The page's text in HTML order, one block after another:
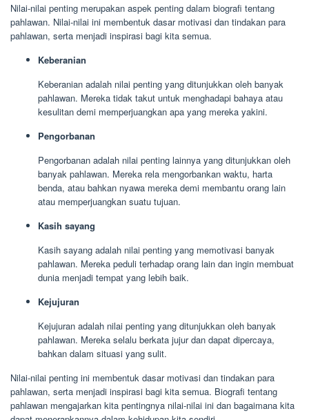
Nilai-nilai penting merupakan aspek penting dalam biografi tentang
pahlawan. Nilai-nilai ini membentuk dasar motivasi dan tindakan para
pahlawan, serta menjadi inspirasi bagi kita semua.
Keberanian
Keberanian adalah nilai penting yang ditunjukkan oleh banyak
pahlawan. Mereka tidak takut untuk menghadapi bahaya atau
kesulitan demi memperjuangkan apa yang mereka yakini.
Pengorbanan
Pengorbanan adalah nilai penting lainnya yang ditunjukkan oleh
banyak pahlawan. Mereka rela mengorbankan waktu, harta
benda, atau bahkan nyawa mereka demi membantu orang lain
atau memperjuangkan suatu tujuan.
Kasih sayang
Kasih sayang adalah nilai penting yang memotivasi banyak
pahlawan. Mereka peduli terhadap orang lain dan ingin membuat
dunia menjadi tempat yang lebih baik.
Kejujuran
Kejujuran adalah nilai penting yang ditunjukkan oleh banyak
pahlawan. Mereka selalu berkata jujur dan dapat dipercaya,
bahkan dalam situasi yang sulit.
Nilai-nilai penting ini membentuk dasar motivasi dan tindakan para
pahlawan, serta menjadi inspirasi bagi kita semua. Biografi tentang
pahlawan mengajarkan kita pentingnya nilai-nilai ini dan bagaimana kita